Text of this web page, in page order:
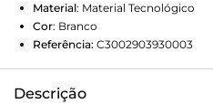
Material: Material Tecnológico
Cor: Branco
Referência: C3002903930003
Descrição